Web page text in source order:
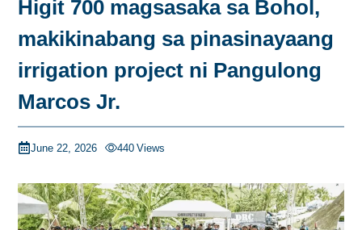
Higit 700 magsasaka sa Bohol,
makikinabang sa pinasinayaang
irrigation project ni Pangulong
Marcos Jr.
June 22, 2026 440 Views